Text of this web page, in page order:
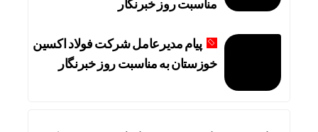
مناسبت روز خبرنگار
پیام مدیرعامل شرکت فولاد اکسین
خوزستان به مناسبت روز خبرنگار